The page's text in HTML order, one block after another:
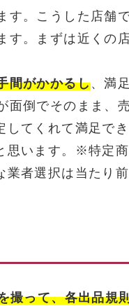
す。こうした店舗
す。まずは近くの
間がかかるし、満足
面倒でそのまま、売
てくれて満足でき
思います。※特定商
業者選択は当たり前
撮って、各出品規